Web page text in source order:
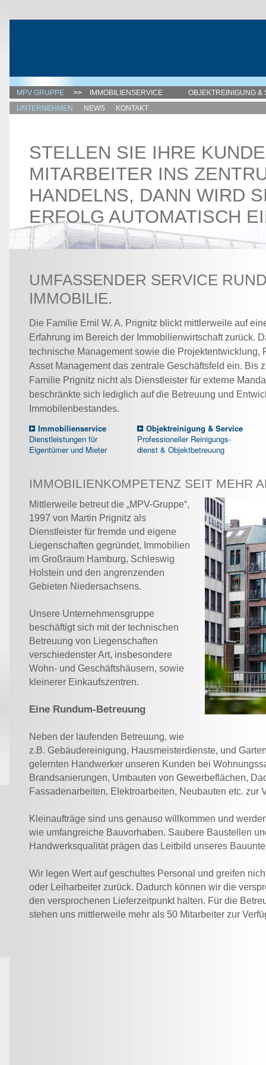
MPV GRUPPE IMMOBILIENSERVICE
OBJEKTREINIGUNG &
UNTERNEHMEN
NEWS KONTAKT
STELLEN SIE IHRE
MITARBEITER INS
HANDELNS, DANN WIRD
ERFOLG AUTOMATISCH
UMFASSENDER SERVICE
IMMOBILIE.
Die Familie Emil W. A. Prignitz blickt mittlerweile auf
Erfahrung im Bereich der Immobilienwirtschaft zurück.
technische Management sowie die Projektentwicklung,
Asset Management das zentrale Geschäftsfeld ein. Bis
Familie Prignitz nicht als Dienstleister für externe
beschränkte sich lediglich auf die Betreuung und
Immobilenbestandes.
Immobilienservice
Dienstleistungen für
Eigentümer und Mieter
Objektreinigung & Service
Professioneller Reinigungs-
dienst & Objektbetreuung
IMMOBILIENKOMPETENZ SEIT MEHR
Mittlerweile betreut die „MPV-Gruppe“,
1997 von Martin Prignitz als
Dienstleister für fremde und eigene
Liegenschaften gegründet, Immobilien
im Großraum Hamburg, Schleswig
Holstein und den angrenzenden
Gebieten Niedersachsens.
Unsere Unternehmensgruppe
beschäftigt sich mit der technischen
Betreuung von Liegenschaften
verschiedenster Art, insbesondere
Wohn- und Geschäftshäusern, sowie
kleinerer Einkaufszentren.
Eine Rundum-Betreuung
Neben der laufenden Betreuung, wie
z.B. Gebäudereinigung, Hausmeisterdienste, und
gelernten Handwerker unseren Kunden bei
Brandsanierungen, Umbauten von Gewerbeflächen,
Fassadenarbeiten, Elektroarbeiten, Neubauten etc. zur
Kleinaufträge sind uns genauso willkommen und
wie umfangreiche Bauvorhaben. Saubere Baustellen
Handwerksqualität prägen das Leitbild unseres
Wir legen Wert auf geschultes Personal und greifen
oder Leiharbeiter zurück. Dadurch können wir die
den versprochenen Lieferzeitpunkt halten. Für die
stehen uns mittlerweile mehr als 50 Mitarbeiter zur